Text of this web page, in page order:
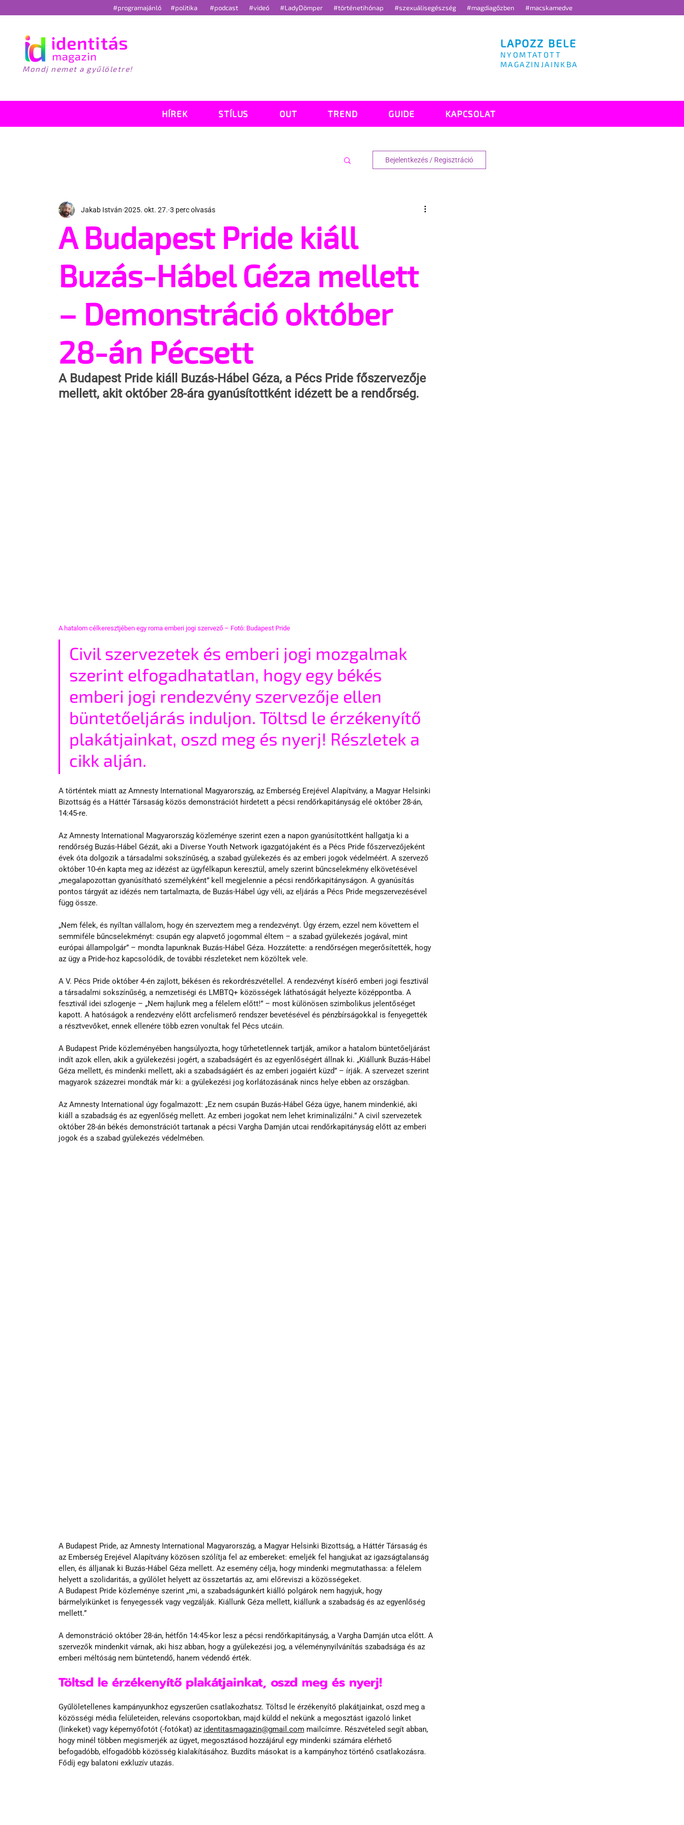
#programajánló #politika #podcast #videó #LadyDömper #történetihónap #szexuálisegészség #magdiagőzben #macskamedve
Mondj nemet a gyűlöletre!
LAPOZZ BELE
NYOMTATOTT
MAGAZINJAINKBA
HÍREK STÍLUS OUT TREND GUIDE KAPCSOLAT
Bejelentkezés / Regisztráció
A Budapest Pride kiáll
Buzás-Hábel Géza mellett
– Demonstráció október
28-án Pécsett
Jakab István 2025. okt. 27. 3 perc olvasás
A Budapest Pride kiáll Buzás-Hábel Géza, a Pécs Pride főszervezője
mellett, akit október 28-ára gyanúsítottként idézett be a rendőrség.
A hatalom célkeresztjében egy roma emberi jogi szervező – Fotó: Budapest Pride
Civil szervezetek és emberi jogi mozgalmak
szerint elfogadhatatlan, hogy egy békés
emberi jogi rendezvény szervezője ellen
büntetőeljárás induljon. Töltsd le érzékenyítő
plakátjainkat, oszd meg és nyerj! Részletek a
cikk alján.
A történtek miatt az Amnesty International Magyarország, az Emberség Erejével Alapítvány, a Magyar Helsinki
Bizottság és a Háttér Társaság közös demonstrációt hirdetett a pécsi rendőrkapitányság elé október 28-án,
14:45-re.
Az Amnesty International Magyarország közleménye szerint ezen a napon gyanúsítottként hallgatja ki a
rendőrség Buzás-Hábel Gézát, aki a Diverse Youth Network igazgatójaként és a Pécs Pride főszervezőjeként
évek óta dolgozik a társadalmi sokszínűség, a szabad gyülekezés és az emberi jogok védelméért. A szervező
október 10-én kapta meg az idézést az ügyfélkapun keresztül, amely szerint bűncselekmény elkövetésével
„megalapozottan gyanúsítható személyként” kell megjelennie a pécsi rendőrkapitányságon. A gyanúsítás
pontos tárgyát az idézés nem tartalmazta, de Buzás-Hábel úgy véli, az eljárás a Pécs Pride megszervezésével
függ össze.
„Nem félek, és nyíltan vállalom, hogy én szerveztem meg a rendezvényt. Úgy érzem, ezzel nem követtem el
semmiféle bűncselekményt: csupán egy alapvető jogommal éltem – a szabad gyülekezés jogával, mint
európai állampolgár” – mondta lapunknak Buzás-Hábel Géza. Hozzátette: a rendőrségen megerősítették, hogy
az ügy a Pride-hoz kapcsolódik, de további részleteket nem közöltek vele.
A V. Pécs Pride október 4-én zajlott, békésen és rekordrészvétellel. A rendezvényt kísérő emberi jogi fesztivál
a társadalmi sokszínűség, a nemzetiségi és LMBTQ+ közösségek láthatóságát helyezte középpontba. A
fesztivál idei szlogenje – „Nem hajlunk meg a félelem előtt!” – most különösen szimbolikus jelentőséget
kapott. A hatóságok a rendezvény előtt arcfelismerő rendszer bevetésével és pénzbírságokkal is fenyegették
a résztvevőket, ennek ellenére több ezren vonultak fel Pécs utcáin.
A Budapest Pride közleményében hangsúlyozta, hogy tűrhetetlennek tartják, amikor a hatalom büntetőeljárást
indít azok ellen, akik a gyülekezési jogért, a szabadságért és az egyenlőségért állnak ki. „Kiállunk Buzás-Hábel
Géza mellett, és mindenki mellett, aki a szabadságáért és az emberi jogaiért küzd” – írják. A szervezet szerint
magyarok százezrei mondták már ki: a gyülekezési jog korlátozásának nincs helye ebben az országban.
Az Amnesty International úgy fogalmazott: „Ez nem csupán Buzás-Hábel Géza ügye, hanem mindenkié, aki
kiáll a szabadság és az egyenlőség mellett. Az emberi jogokat nem lehet kriminalizálni.” A civil szervezetek
október 28-án békés demonstrációt tartanak a pécsi Vargha Damján utcai rendőrkapitányság előtt az emberi
jogok és a szabad gyülekezés védelmében.
A Budapest Pride, az Amnesty International Magyarország, a Magyar Helsinki Bizottság, a Háttér Társaság és
az Emberség Erejével Alapítvány közösen szólítja fel az embereket: emeljék fel hangjukat az igazságtalanság
ellen, és álljanak ki Buzás-Hábel Géza mellett. Az esemény célja, hogy mindenki megmutathassa: a félelem
helyett a szolidaritás, a gyűlölet helyett az összetartás az, ami előreviszi a közösségeket.
A Budapest Pride közleménye szerint „mi, a szabadságunkért kiálló polgárok nem hagyjuk, hogy
bármelyikünket is fenyegessék vagy vegzálják. Kiállunk Géza mellett, kiállunk a szabadság és az egyenlőség
mellett.”
A demonstráció október 28-án, hétfőn 14:45-kor lesz a pécsi rendőrkapitányság, a Vargha Damján utca előtt. A
szervezők mindenkit várnak, aki hisz abban, hogy a gyülekezési jog, a véleménynyilvánítás szabadsága és az
emberi méltóság nem büntetendő, hanem védendő érték.
Töltsd le érzékenyítő plakátjainkat, oszd meg és nyerj!
Gyűlöletellenes kampányunkhoz egyszerűen csatlakozhatsz. Töltsd le érzékenyítő plakátjainkat, oszd meg a
közösségi média felületeiden, releváns csoportokban, majd küldd el nekünk a megosztást igazoló linket
(linkeket) vagy képernyőfotót (-fotókat) az identitasmagazin@gmail.com mailcímre. Részvételed segít abban,
hogy minél többen megismerjék az ügyet, megosztásod hozzájárul egy mindenki számára elérhető
befogadóbb, elfogadóbb közösség kialakításához. Buzdíts másokat is a kampányhoz történő csatlakozásra.
Fődíj egy balatoni exkluzív utazás.